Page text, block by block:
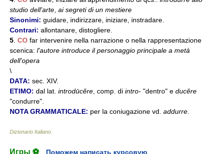
studio dell'arte ai segreti di un mestiere
Sinonimi: guidare, indirizzare, iniziare, instradare.
Contrari: allontanare, distogliere.
5 CO far intervenire nella narrazione o nella rappresentazione
scenica: l'autore introduce il personaggio principale a metà
dell'opera
\
DATA: sec. XIV.
ETIMO: dal lat. introdūcĕre , comp. di intro- "dentro" e ducĕre
"condurre".
NOTA GRAMMATICALE: per la coniugazione vd. addurre
Dizionario Italiano
Игры ⚽ Поможем написать курсовую